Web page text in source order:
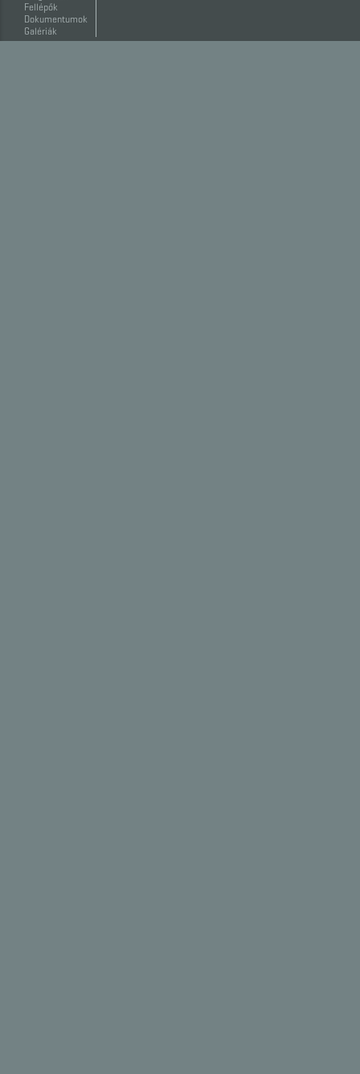
Fellépők
Dokumentumok
Galériák